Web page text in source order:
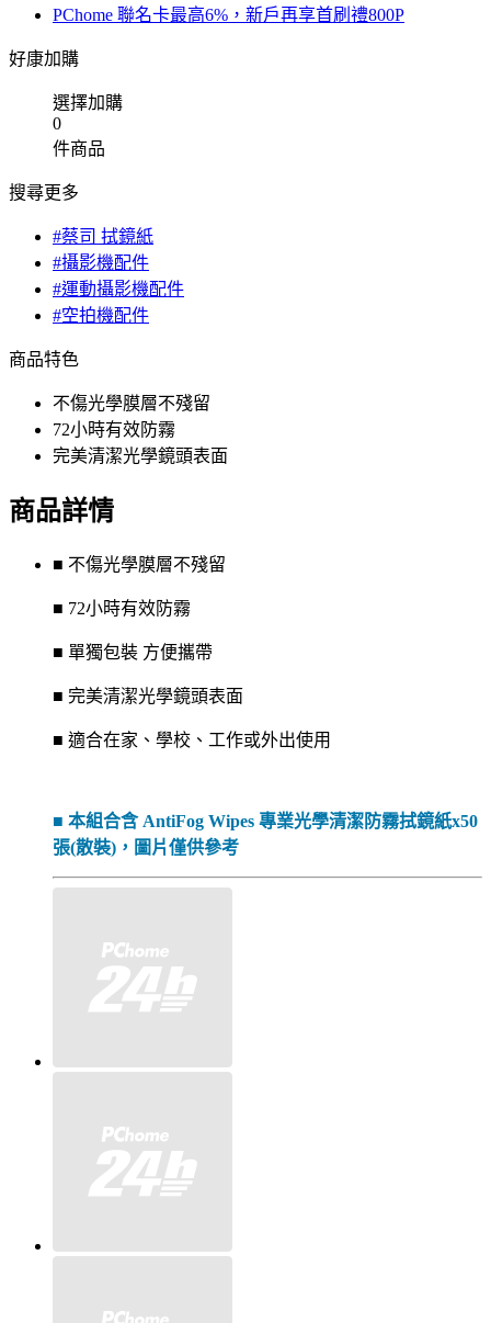
PChome 聯名卡最高6%，新戶再享首刷禮800P
好康加購
選擇加購
0
件商品
搜尋更多
#蔡司 拭鏡紙
#攝影機配件
#運動攝影機配件
#空拍機配件
商品特色
不傷光學膜層不殘留
72小時有效防霧
完美清潔光學鏡頭表面
商品詳情
■ 不傷光學膜層不殘留
■ 72小時有效防霧
■ 單獨包裝 方便攜帶
■ 完美清潔光學鏡頭表面
■ 適合在家、學校、工作或外出使用
■ 本組合含 AntiFog Wipes 專業光學清潔防霧拭鏡紙x50
張(散裝)，圖片僅供參考